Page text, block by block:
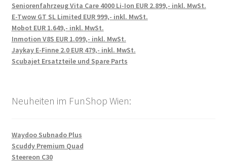
Seniorenfahrzeug Vita Care 4000 Li-Ion EUR 2.899,- inkl. MwSt.
E-Twow GT SL Limited EUR 999,- inkl. MwSt.
Mobot EUR 1.649,- inkl. MwSt.
Inmotion V8S EUR 1.099,- inkl. MwSt.
Jaykay E-Finne 2.0 EUR 479,- inkl. MwSt.
Scubajet Ersatzteile und Spare Parts
Neuheiten im FunShop Wien:
Waydoo Subnado Plus
Scuddy Premium Quad
Steereon C30